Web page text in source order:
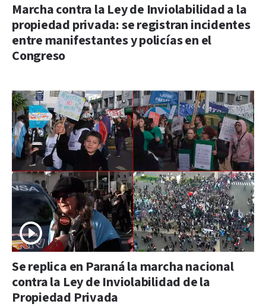
Marcha contra la Ley de Inviolabilidad a la
propiedad privada: se registran incidentes
entre manifestantes y policías en el
Congreso
Se replica en Paraná la marcha nacional
contra la Ley de Inviolabilidad de la
Propiedad Privada